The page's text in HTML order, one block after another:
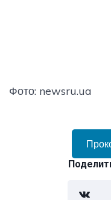
Фото: newsru.ua